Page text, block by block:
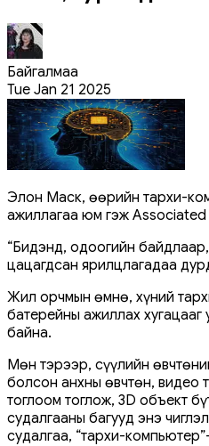
Байгалмаа
Tue Jan 21 2025
Элон Маск, өөрийн тархи-
ажиллагаа юм гэж
“Бидэнд, одоогийн
цацагдсан ярилцлагадаа
Жил орчмын өмнө, хүний
батерейны ажиллах
байна.
Мөн тэрээр, сүүлийн
болсон анхны өвчтөн, видео
тоглоом тоглож, 3D объект
судалгааны багууд энэ
судалгаа, “тархи-